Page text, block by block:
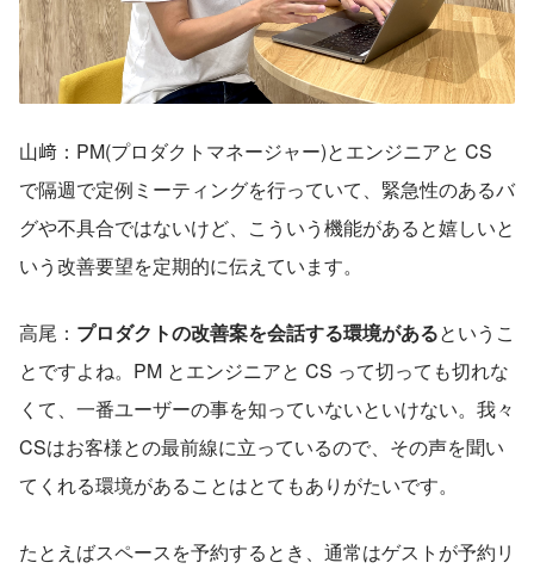
山﨑：PM(プロダクトマネージャー)とエンジニアと CS
で隔週で定例ミーティングを行っていて、緊急性のあるバ
グや不具合ではないけど、こういう機能があると嬉しいと
いう改善要望を定期的に伝えています。
高尾： プロダクトの改善案を会話する環境があるというこ
とですよね。PM とエンジニアと CS って切っても切れな
くて、一番ユーザーの事を知っていないといけない。我々
CSはお客様との最前線に立っているので、その声を聞い
てくれる環境があることはとてもありがたいです。
たとえばスペースを予約するとき、通常はゲストが予約リ